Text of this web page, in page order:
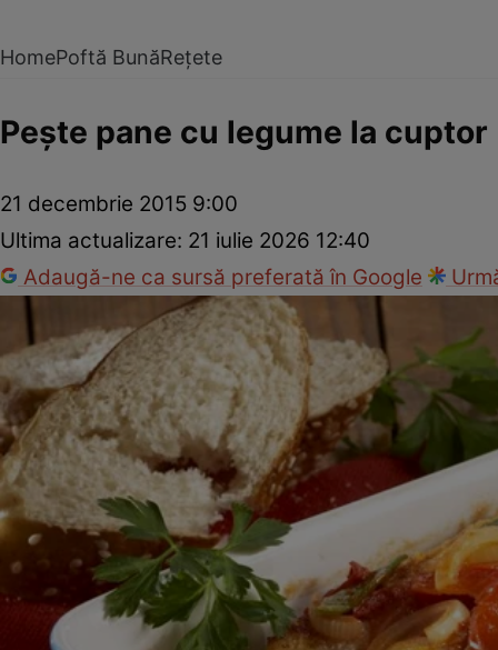
HomePoftă BunăRețete
Peşte pane cu legume la cuptor
21 decembrie 2015 9:00
Ultima actualizare: 21 iulie 2026 12:40
Adaugă-ne ca sursă preferată în Google